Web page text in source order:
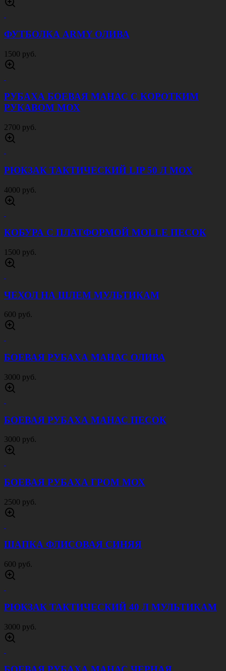
ФУТБОЛКА ARMY ОЛИВА
1500 руб.
РУБАХА БОЕВАЯ МАНАС С КОРОТКИМ
РУКАВОМ МОХ
2700 руб.
РЮКЗАК ТАКТИЧЕСКИЙ LIP 50 Л МОХ
4000 руб.
КОБУРА С ПЛАТФОРМОЙ MOLLE ПЕСОК
1500 руб.
ЧЕХОЛ НА ШЛЕМ МУЛЬТИКАМ
600 руб.
БОЕВАЯ РУБАХА МАНАС ОЛИВА
3000 руб.
БОЕВАЯ РУБАХА МАНАС ПЕСОК
3000 руб.
БОЕВАЯ РУБАХА ГРОМ МОХ
2500 руб.
ШАПКА ФЛИСОВАЯ СИНЯЯ
600 руб.
РЮКЗАК ТАКТИЧЕСКИЙ 40 Л МУЛЬТИКАМ
3000 руб.